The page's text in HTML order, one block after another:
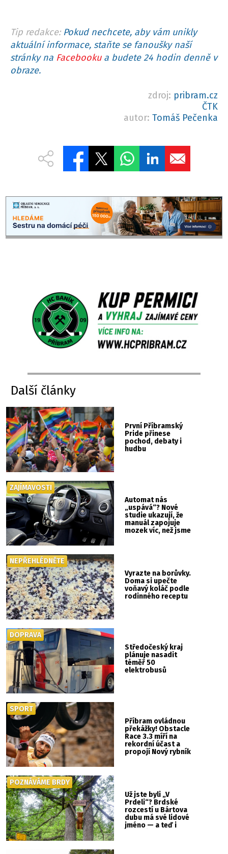
Tip redakce: Pokud nechcete, aby vám unikly
aktuální informace, staňte se fanoušky naší
stránky na Facebookua budete 24 hodin denně v
obraze.
zdroj: pribram.cz
ČTK
autor: Tomáš Pečenka
Další články
První Příbramský
Pride přinese
pochod, debaty i
hudbu
Automat nás
„uspává“? Nové
studie ukazují, že
manuál zapojuje
mozek víc, než jsme
ZAJÍMAVOSTI
Vyrazte na borůvky.
Doma si upečte
voňavý koláč podle
rodinného receptu
NEPŘEHLÉDNĚTE
Středočeský kraj
plánuje nasadit
téměř 50
elektrobusů
DOPRAVA
Příbram ovládnou
překážky! Obstacle
Race 3.3 míří na
rekordní účast a
propojí Nový rybník
SPORT
Už jste byli „V
Prdeli“? Brdské
rozcestí u Bártova
dubu má své lidové
jméno — a teď i
POZNÁVÁME BRDY